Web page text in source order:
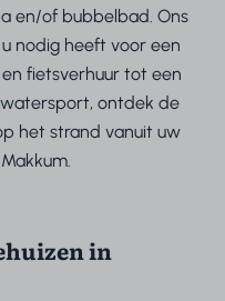
en/of bubbelbad. Ons
nodig heeft voor een
fietsverhuur tot een
ontdek de
het strand vanuit uw
in